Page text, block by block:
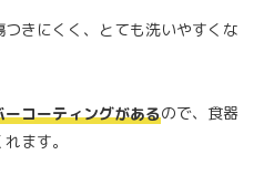
きにくく、とても洗いやすくな
コーティングがあるので、食器
ます。